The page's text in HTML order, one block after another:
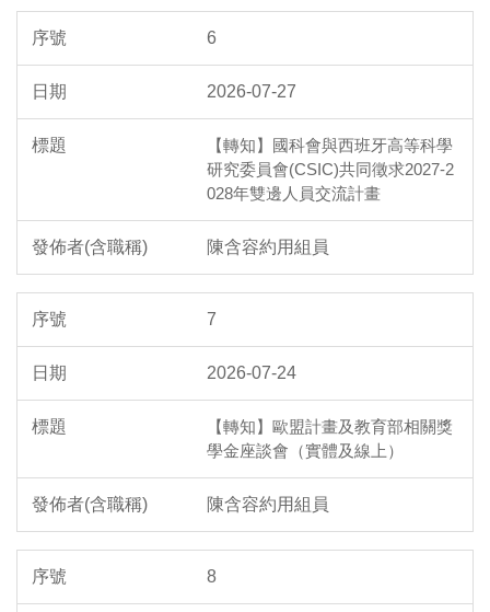
6
2026-07-27
【轉知】國科會與西班牙高等科學
研究委員會(CSIC)共同徵求2027-2
028年雙邊人員交流計畫
陳含容約用組員
7
2026-07-24
【轉知】歐盟計畫及教育部相關獎
學金座談會（實體及線上）
陳含容約用組員
8